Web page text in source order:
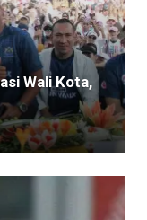
Wali Kota,